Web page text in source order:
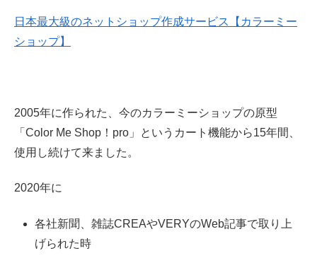
日本最大級のネットショップ作成サービス【カラーミー
ショップ】
2005年に作られた、今のカラーミーショップの原型
「Color Me Shop！pro」というカート機能から15年間、
使用し続けて来ました。
2020年に
各社新聞、雑誌CREAやVERYのWeb記事で取り上
げられた時